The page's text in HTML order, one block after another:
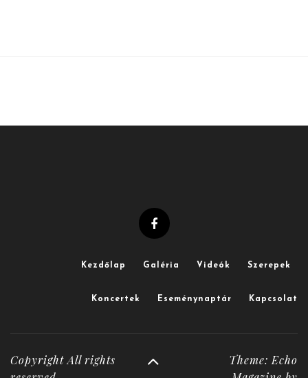
Kezdőlap Galéria Videók Szerepek
Koncertek Eseménynaptár Kapcsolat
Copyright All rights
Theme: Echo